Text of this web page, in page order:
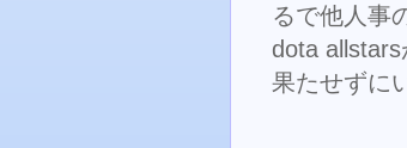
るで他人事
dota
果たせずに